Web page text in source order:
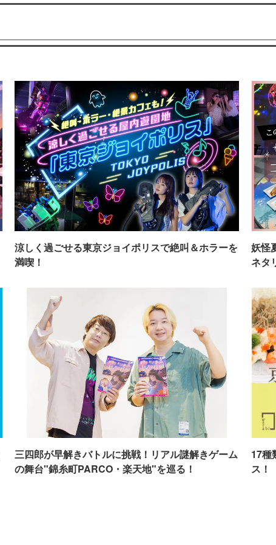
涼しく過ごせる東京ジョイポリスで絶叫＆ホラーを
満喫！
妖怪
ネタ
三四郎が早解きバトルに挑戦！リアル謎解きゲーム
の舞台"錦糸町PARCO・楽天地"を巡る！
17種
ス！